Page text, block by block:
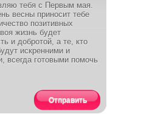
тебя с Первым мая.
весны приносит тебе
позитивных
жизнь будет
и добротой, а те, кто
искренними и
готовыми помочь
Отправить